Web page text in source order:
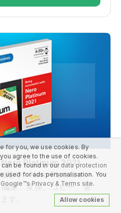
Platinum 2021
識で、Nero Platinum
集、変換、コピー、書
for you, we use cookies. By
agree to the use of cookies.
be found in our data protection
used for ads personalisation. You
Google™s Privacy & Terms site.
Allow cookies